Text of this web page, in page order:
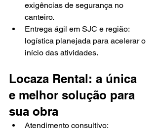
exigências de segurança no
canteiro.
Entrega ágil em SJC e região:
logística planejada para acelerar o
início das atividades.
Locaza Rental: a única
e melhor solução para
sua obra
Atendimento consultivo: